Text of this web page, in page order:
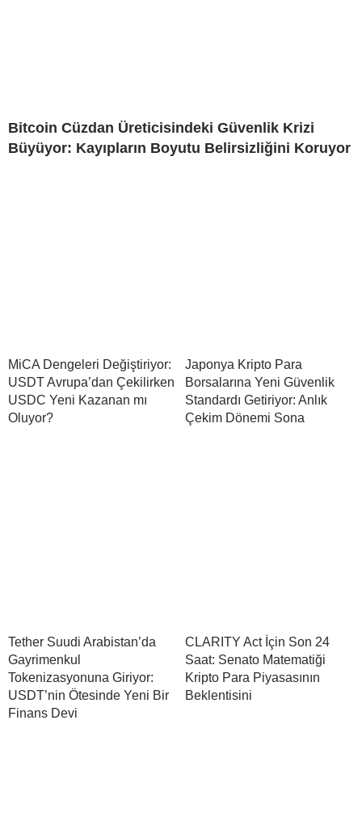
Bitcoin Cüzdan Üreticisindeki Güvenlik Krizi
Büyüyor: Kayıpların Boyutu Belirsizliğini Koruyor
MiCA Dengeleri Değiştiriyor:
USDT Avrupa’dan Çekilirken
USDC Yeni Kazanan mı
Oluyor?
Japonya Kripto Para
Borsalarına Yeni Güvenlik
Standardı Getiriyor: Anlık
Çekim Dönemi Sona
Tether Suudi Arabistan’da
Gayrimenkul
Tokenizasyonuna Giriyor:
USDT’nin Ötesinde Yeni Bir
Finans Devi
CLARITY Act İçin Son 24
Saat: Senato Matematiği
Kripto Para Piyasasının
Beklentisini